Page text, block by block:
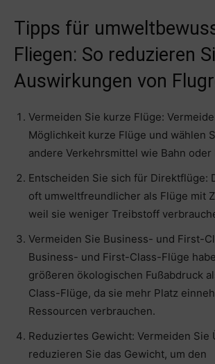
Tipps für
Fliegen: So reduzieren
Auswirkungen von
Vermeiden Sie kurze Flüge:
Möglichkeit kurze Flüge und wählen
andere Verkehrsmittel wie Bahn oder
Entscheiden Sie sich für Direktflüge:
oft umweltfreundlicher als Flüge mit
weil sie weniger Treibstoff
Vermeiden Sie Business- und First-
Business- und First-Class-Flüge
größeren ökologischen Fußabdruck
Class-Flüge, da sie mehr Platz
Ressourcen verbrauchen.
Reduziertes Gewicht: Vermeiden Sie
reduzieren Sie das Gewicht, um den